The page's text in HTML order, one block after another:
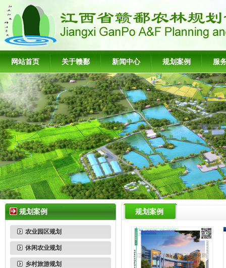
网站首页 关于赣鄱 新闻中心 规划案例 服
规划案例
农业园区规划
休闲农业规划
乡村旅游规划
规划案例